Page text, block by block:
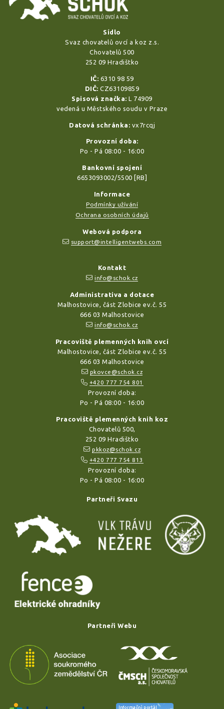
Sídlo
Svaz chovatelů ovcí a koz z.s.
Chovatelů 500
252 09 Hradištko
IČ: 6310 98 59
DIČ: CZ63109859
Spisová značka: L 74909
vedená u Městského soudu v Praze
Datová schránka: vx7rcqj
Provozní doba:
Po - Pá 08:00 - 16:00
Bankovní spojení
6653093002/5500 [RB]
Informace
Podmínky užívání
Ochrana osobních údajů
Webová podpora
support@intelligentwebs.com
Kontakt
info@schok.cz
Administrativa a dotace
Malhostovice, část Zlobice ev.č. 55
666 03 Malhostovice
info@schok.cz
Pracoviště plemenných knih ovcí
Malhostovice, část Zlobice ev.č. 55
666 03 Malhostovice
pkovce@schok.cz
+420 777 754 801
Provozní doba:
Po - Pá 08:00 - 16:00
Pracoviště plemenných knih koz
Chovatelů 500,
252 09 Hradištko
pkkoz@schok.cz
+420 777 754 813
Provozní doba:
Po - Pá 08:00 - 16:00
Partneři Svazu
Partneři Webu